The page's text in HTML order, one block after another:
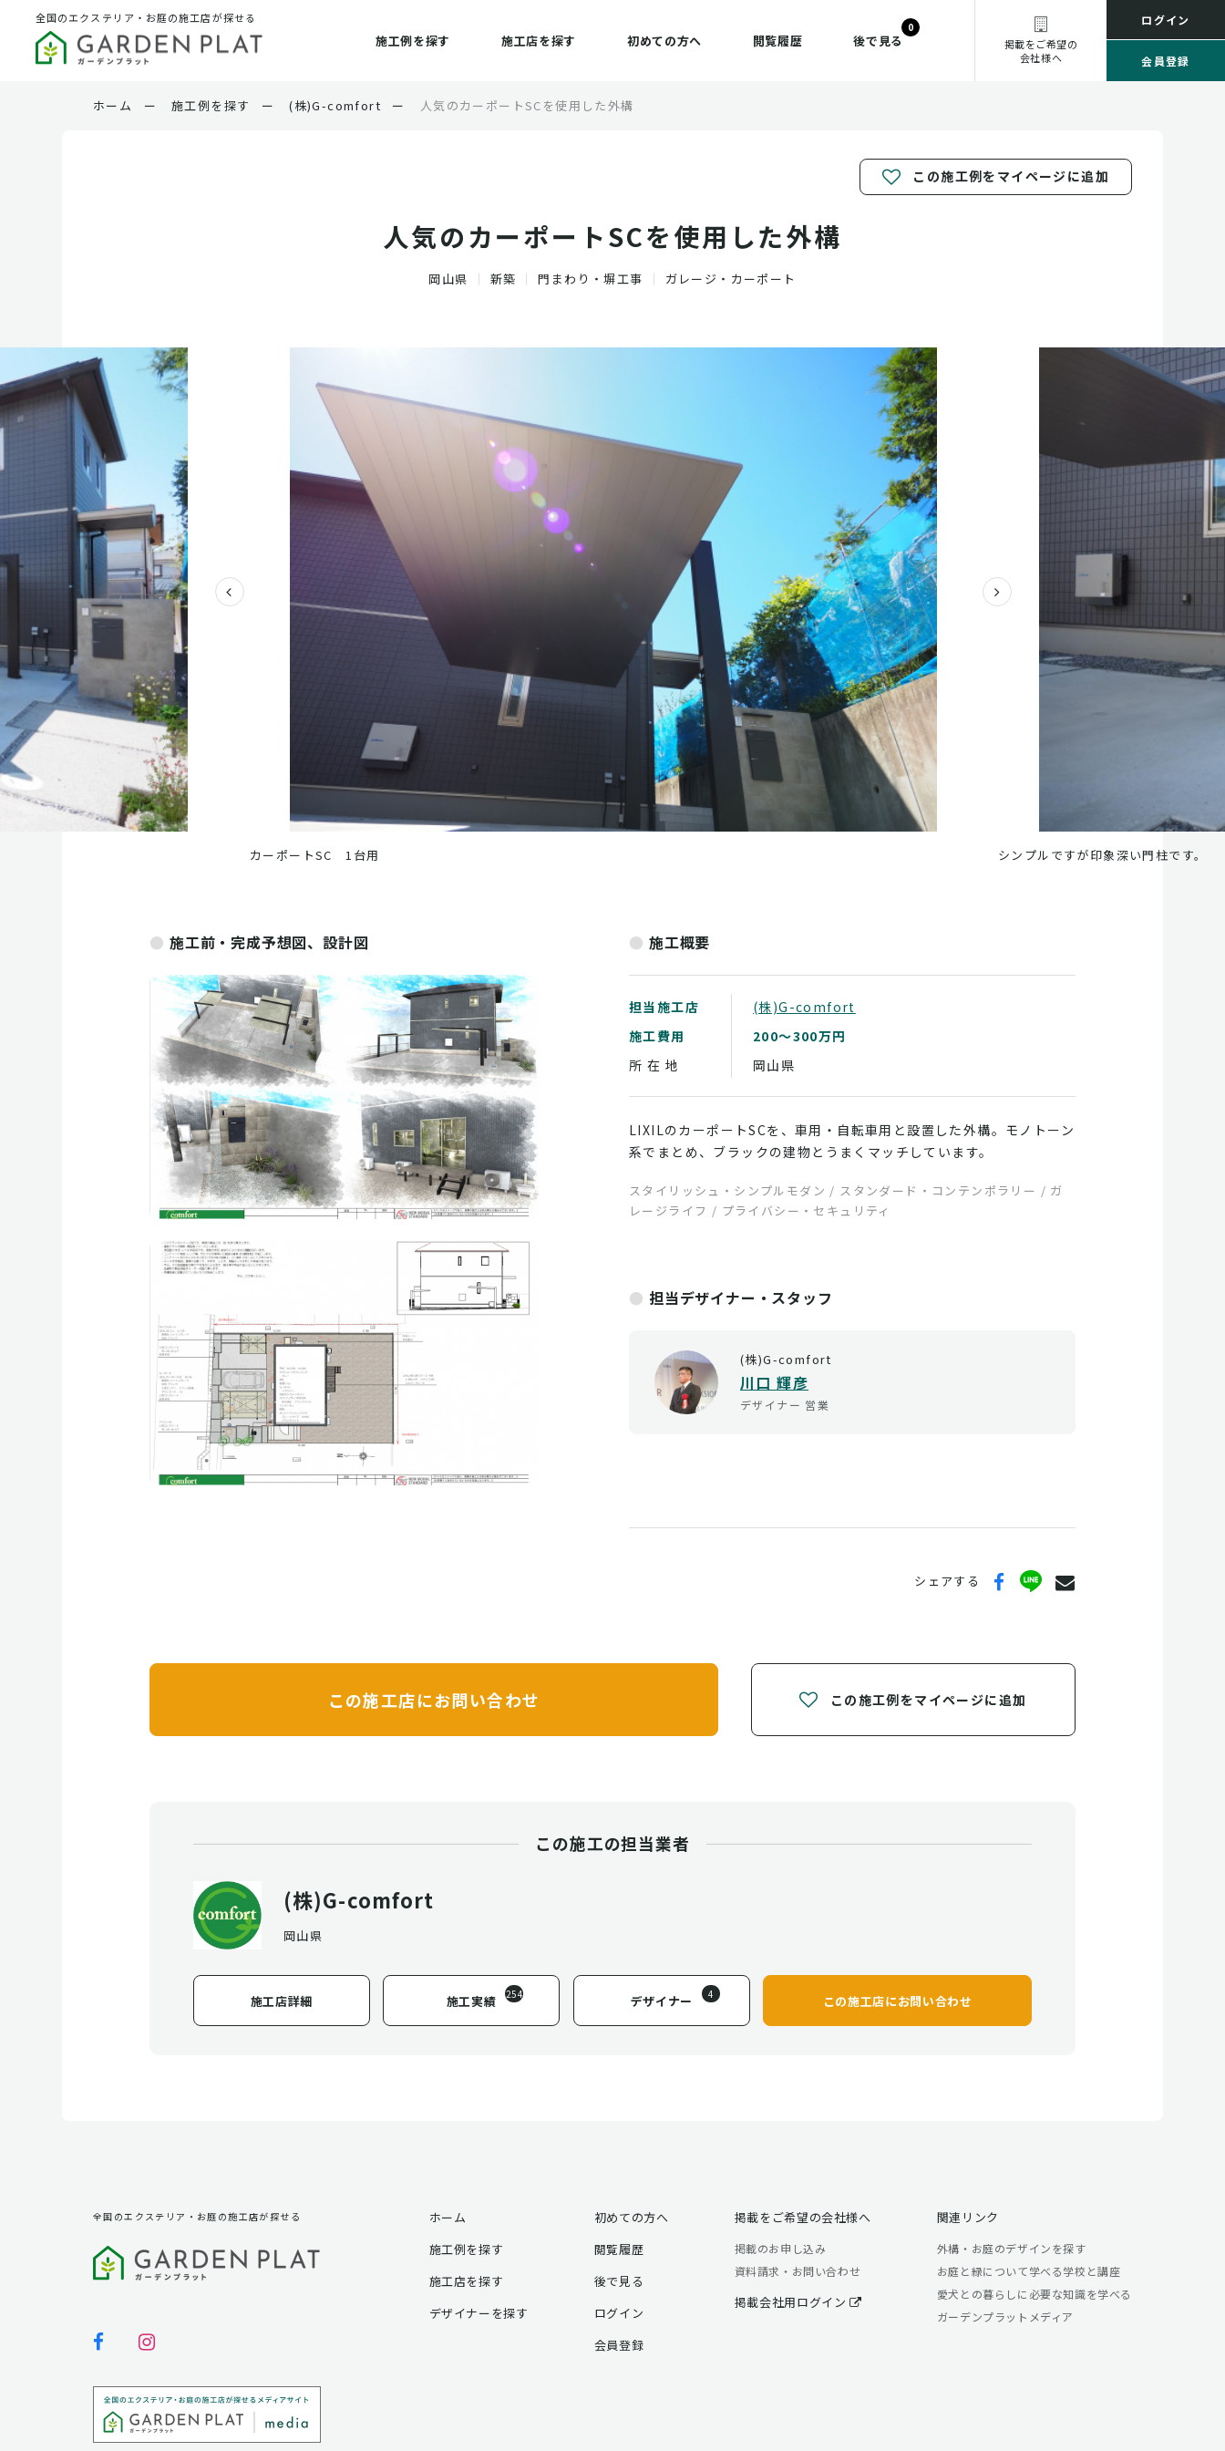
全国のエクステリア・お庭の施工店が探せる
施工例を探す 施工店を探す 初めての方へ 閲覧履歴 後で見る
0
掲載をご希望の
会社様へ
ログイン
会員登録
ホーム ー 施工例を探す ー (株)G-comfort ー 人気のカーポートSCを使用した外構
この施工例をマイページに追加
人気のカーポートSCを使用した外構
岡山県 新築 門まわり・塀工事 ガレージ・カーポート
施工前・完成予想図、設計図 施工概要
担当施工店
(株)G-comfort
施工費用
200～300万円
所 在 地
岡山県
LIXILのカーポートSCを、車用・自転車用と設置した外構。モノトーン
系でまとめ、ブラックの建物とうまくマッチしています。
スタイリッシュ・シンプルモダン / スタンダード・コンテンポラリー / ガ
レージライフ / プライバシー・セキュリティ
担当デザイナー・スタッフ
(株)G-comfort
川口 輝彦
デザイナー 営業
シェアする
この施工店にお問い合わせ この施工例をマイページに追加
この施工の担当業者
(株)G-comfort
岡山県
施工店詳細 施工実績 254 デザイナー 4 この施工店にお問い合わせ
全国のエクステリア・お庭の施工店が探せる
ホーム
施工例を探す
施工店を探す
デザイナーを探す
初めての方へ
閲覧履歴
後で見る
ログイン
会員登録
掲載をご希望の会社様へ
掲載のお申し込み
資料請求・お問い合わせ
掲載会社用ログイン
関連リンク
外構・お庭のデザインを探す
お庭と緑について学べる学校と講座
愛犬との暮らしに必要な知識を学べる
ガーデンプラットメディア